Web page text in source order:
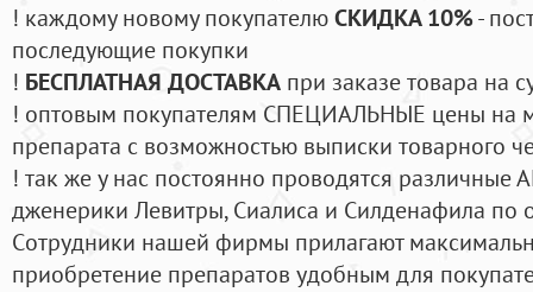
! каждому новому покупателюСКИДКА 10%-
последующие покупки
! БЕСПЛАТНАЯ ДОСТАВКА при заказе товара на
! оптовым покупателям СПЕЦИАЛЬНЫЕ цены на
препарата с возможностью выписки товарного
! так же у нас постоянно проводятся
дженерики Левитры, Сиалиса и Силденафила по
Cотрудники нашей фирмы прилагают
приобретение препаратов удобным для